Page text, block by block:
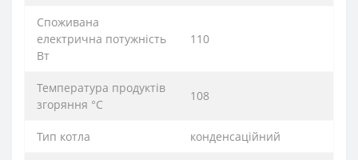
Споживана
електрична потужність
Вт
110
Температура продуктів
згоряння °C
108
Тип котла конденсаційний